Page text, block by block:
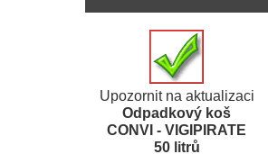
Upozornit na aktualizaci
Odpadkový koš
CONVI - VIGIPIRATE
50 litrů